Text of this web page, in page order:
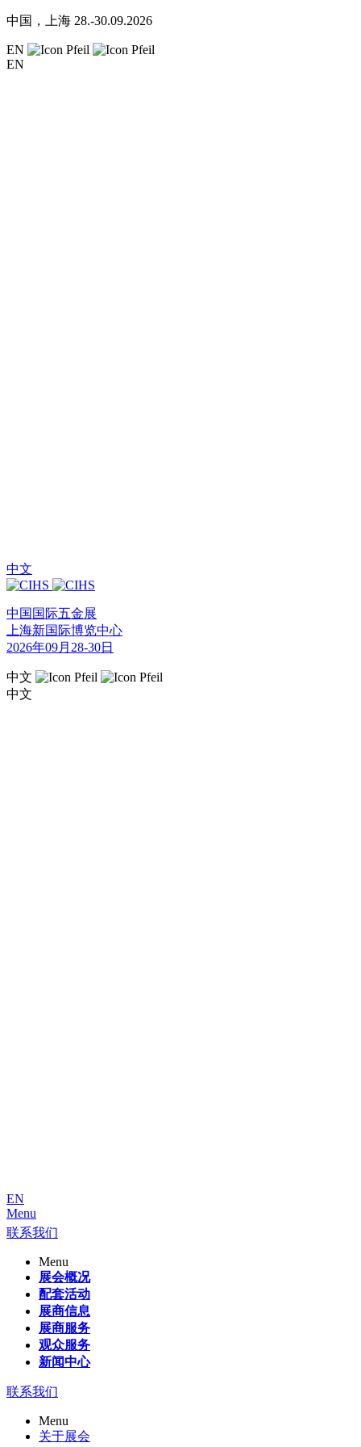
中国，上海 28.-30.09.2026
EN
EN
中文
中国国际五金展
上海新国际博览中心
2026年09月28-30日
中文
中文
EN
Menu
联系我们
Menu
展会概况
配套活动
展商信息
展商服务
观众服务
新闻中心
联系我们
Menu
关于展会